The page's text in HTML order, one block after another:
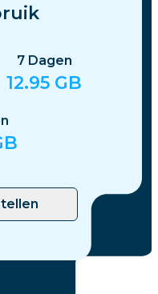
7 Dagen
12.95 GB